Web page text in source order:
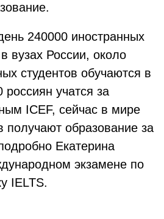
240000 иностранных
вузах России, около
студентов обучаются в
учатся за
ICEF, сейчас в мире
получают образование за
Екатерина
экзамене по
IELTS.